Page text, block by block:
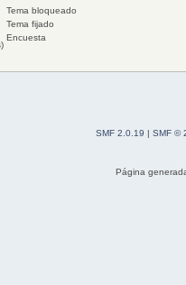
Tema bloqueado
Tema fijado
Encuesta
SMF 2.0.19 | SMF ©
Página